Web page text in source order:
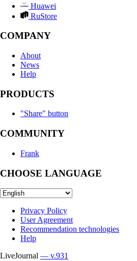
Huawei
RuStore
COMPANY
About
News
Help
PRODUCTS
"Share" button
COMMUNITY
Frank
CHOOSE LANGUAGE
Privacy Policy
User Agreement
Recommendation technologies
Help
LiveJournal — v.931